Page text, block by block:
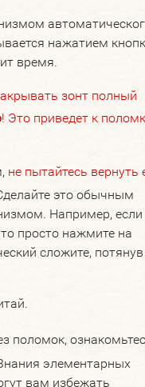
нажатием
время.
зонт полный
! Это приведет к
не пытайтесь вернуть
это обычным
Например, если
просто нажмите на
сложите, потянув
поломок,
элементарных
вам избежать